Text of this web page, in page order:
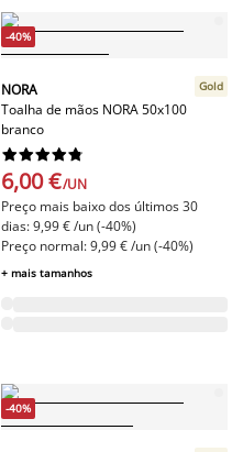
-40%
NORA
Toalha de mãos NORA 50x100
branco
Gold






6,00 €/UN
Preço mais baixo dos últimos 30
dias: 9,99 € /un (-40%)
Preço normal: 9,99 € /un (-40%)
+ mais tamanhos
-40%